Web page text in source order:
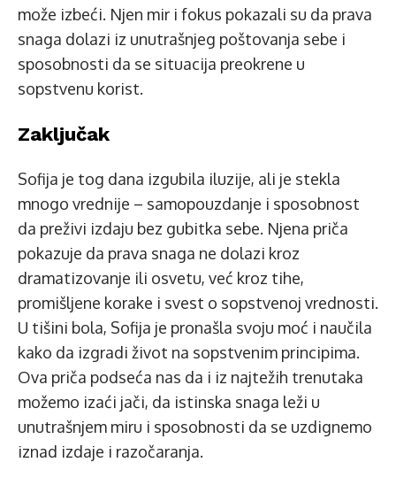
može izbeći. Njen mir i fokus pokazali su da prava
snaga dolazi iz unutrašnjeg poštovanja sebe i
sposobnosti da se situacija preokrene u
sopstvenu korist.
Zaključak
Sofija je tog dana izgubila iluzije, ali je stekla
mnogo vrednije – samopouzdanje i sposobnost
da preživi izdaju bez gubitka sebe. Njena priča
pokazuje da prava snaga ne dolazi kroz
dramatizovanje ili osvetu, već kroz tihe,
promišljene korake i svest o sopstvenoj vrednosti.
U tišini bola, Sofija je pronašla svoju moć i naučila
kako da izgradi život na sopstvenim principima.
Ova priča podseća nas da i iz najtežih trenutaka
možemo izaći jači, da istinska snaga leži u
unutrašnjem miru i sposobnosti da se uzdignemo
iznad izdaje i razočaranja.